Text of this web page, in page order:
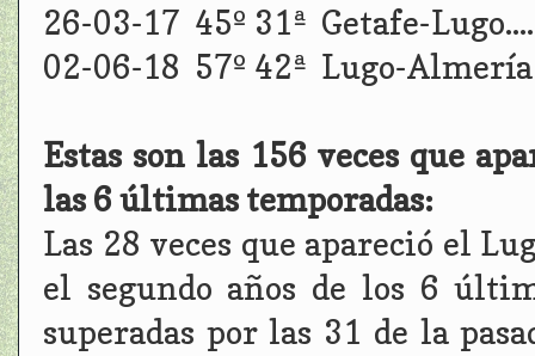
26-03-17 45º 31ª Getafe-
02-06-18 57º 42ª Lugo-Almería
Estas son las 156 veces que
las 6 últimas temporadas:
Las 28 veces que apareció el
el segundo años de los 6
superadas por las 31 de la